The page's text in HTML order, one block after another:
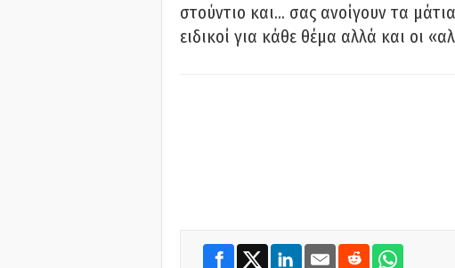
στούντιο και… σας ανοίγουν τα
ειδικοί για κάθε θέμα αλλά και οι